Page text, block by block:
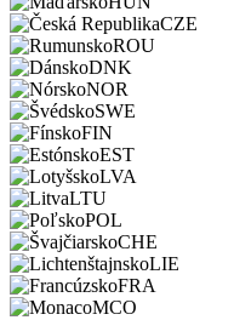
CZE
ROU
DNK
NOR
SWE
FIN
EST
LVA
LTU
POL
CHE
LIE
FRA
MCO